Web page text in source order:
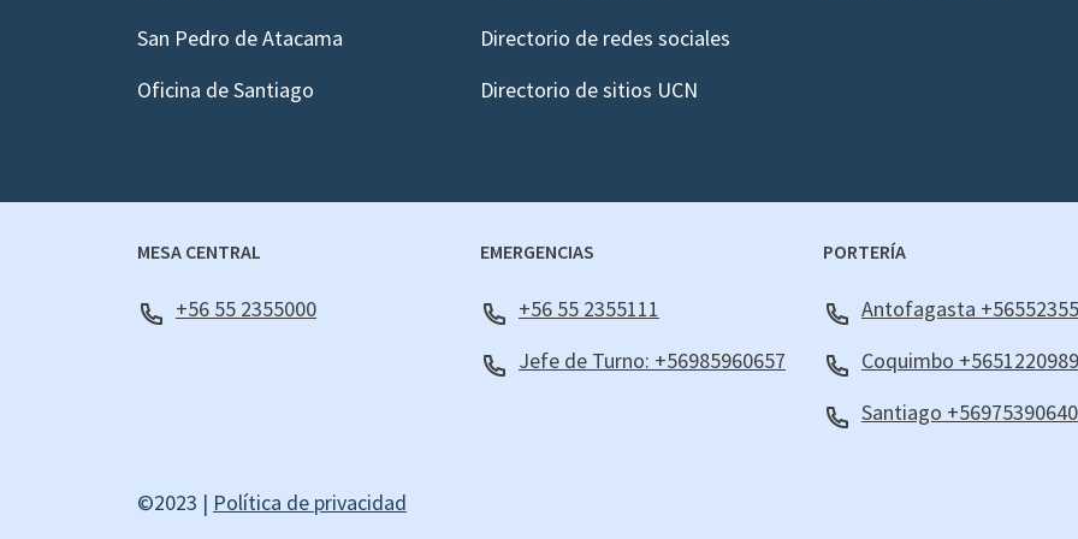
San Pedro de Atacama
Oficina de Santiago
Directorio de redes sociales
Directorio de sitios UCN
MESA CENTRAL
+56 55 2355000
EMERGENCIAS
+56 55 2355111
Jefe de Turno: +56985960657
PORTERÍA
Antofagasta
Coquimbo
Santiago +56975390640
©2023 | Política de privacidad